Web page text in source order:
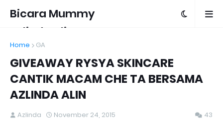
Bicara Mummy
Azlinda Alin
Home GA
GIVEAWAY RYSYA SKINCARE
CANTIK MACAM CHE TA BERSAMA
AZLINDA ALIN
Azlinda November 24, 2015 43